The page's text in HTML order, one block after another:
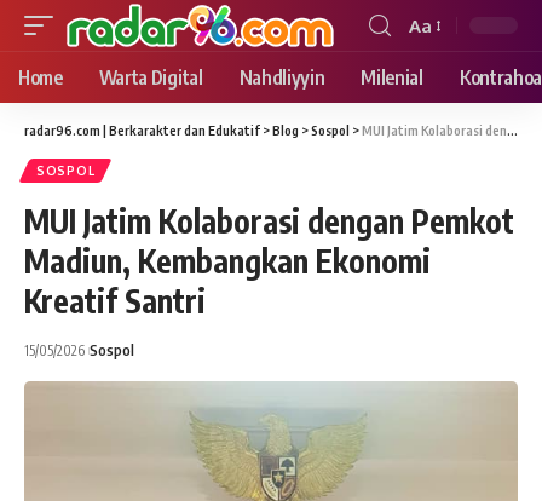
Font
Resizer
Aa
Home Warta Digital Nahdliyyin Milenial
radar96.com | Berkarakter dan Edukatif >Blog >Sospol >MUI Jatim Kolaborasi dengan Pemkot Madiun, Kembangkan Ekonomi Kreatif Santri
SOSPOL
MUI Jatim Kolaborasi dengan Pemkot
Madiun, Kembangkan Ekonomi
Kreatif Santri
15/05/2026 Sospol